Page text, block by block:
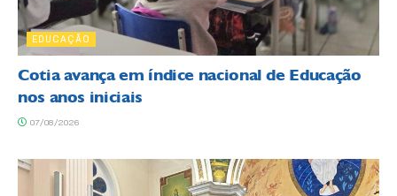
EDUCAÇÃO
Cotia avança em índice nacional de Educação
nos anos iniciais
07/08/2026